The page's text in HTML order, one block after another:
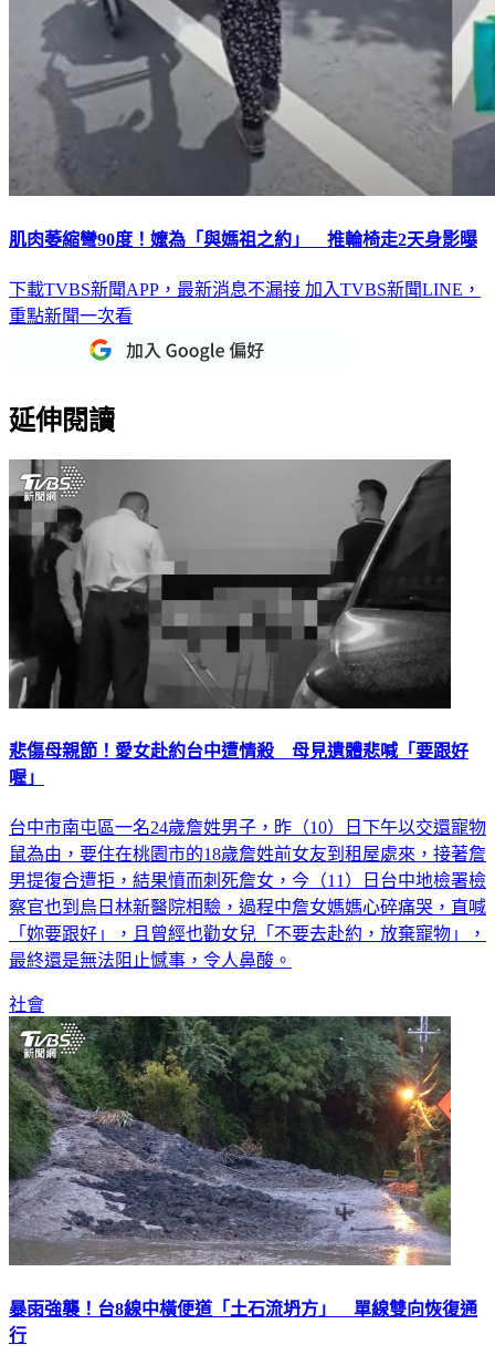
肌肉萎縮彎90度！嬤為「與媽祖之約」 推輪椅走2天身影曝
下載TVBS新聞APP，最新消息不漏接 加入TVBS新聞LINE，
重點新聞一次看
延伸閱讀
悲傷母親節！愛女赴約台中遭情殺 母見遺體悲喊「要跟好
喔」
台中市南屯區一名24歲詹姓男子，昨（10）日下午以交還寵物
鼠為由，要住在桃園市的18歲詹姓前女友到租屋處來，接著詹
男提復合遭拒，結果憤而刺死詹女，今（11）日台中地檢署檢
察官也到烏日林新醫院相驗，過程中詹女媽媽心碎痛哭，直喊
「妳要跟好」，且曾經也勸女兒「不要去赴約，放棄寵物」，
最終還是無法阻止憾事，令人鼻酸。
社會
暴雨強襲！台8線中橫便道「土石流坍方」 單線雙向恢復通
行